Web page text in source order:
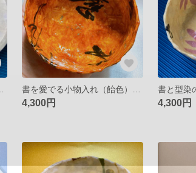
4,300円 4,300円